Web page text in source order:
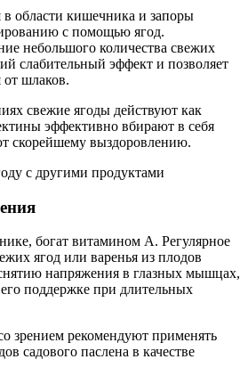
области кишечника и запоры
с помощью ягод.
небольшого количества свежих
слабительный эффект и позволяет
от шлаков.
свежие ягоды действуют как
эффективно вбирают в себя
скорейшему выздоровлению.
с другими продуктами
богат витамином А. Регулярное
ягод или варенья из плодов
напряжения в глазных мышцах,
поддержке при длительных
зрением рекомендуют применять
садового паслена в качестве